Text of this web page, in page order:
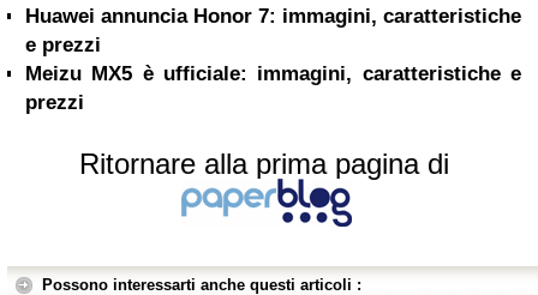
Huawei annuncia Honor 7: immagini, caratteristiche
e prezzi
Meizu MX5 è ufficiale: immagini, caratteristiche e
prezzi
Ritornare alla prima pagina di
Possono interessarti anche questi articoli :